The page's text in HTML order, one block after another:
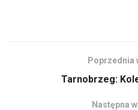
Poprzednia
Tarnobrzeg:
Następna